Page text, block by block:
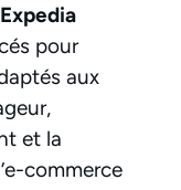
Expedia
pour
aux
et la
commerce